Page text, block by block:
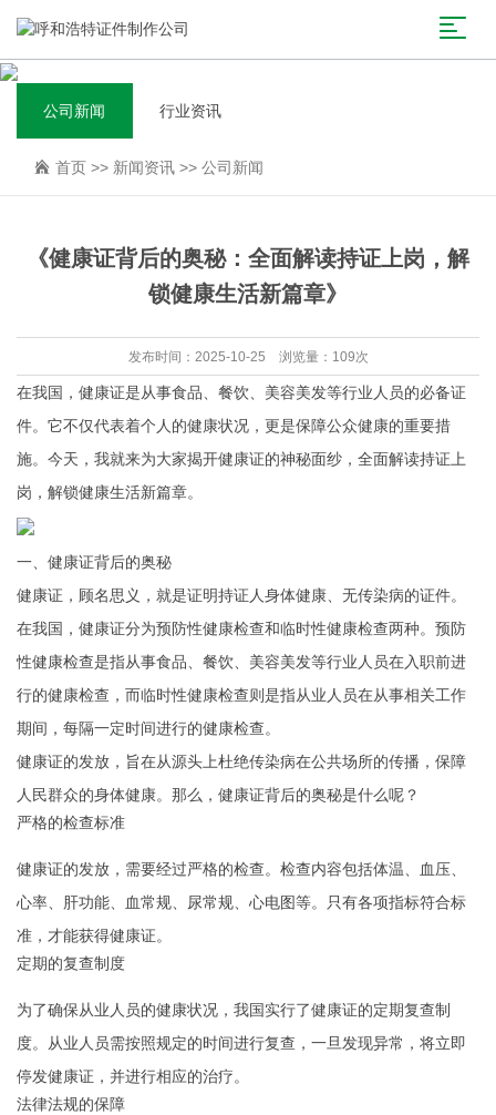
公司新闻 行业资讯
首页 >> 新闻资讯 >> 公司新闻
《健康证背后的奥秘：全面解读持证上岗，解
锁健康生活新篇章》
发布时间：2025-10-25 浏览量：109次
在我国，健康证是从事食品、餐饮、美容美发等行业人员的必备证
件。它不仅代表着个人的健康状况，更是保障公众健康的重要措
施。今天，我就来为大家揭开健康证的神秘面纱，全面解读持证上
岗，解锁健康生活新篇章。
一、健康证背后的奥秘
健康证，顾名思义，就是证明持证人身体健康、无传染病的证件。
在我国，健康证分为预防性健康检查和临时性健康检查两种。预防
性健康检查是指从事食品、餐饮、美容美发等行业人员在入职前进
行的健康检查，而临时性健康检查则是指从业人员在从事相关工作
期间，每隔一定时间进行的健康检查。
健康证的发放，旨在从源头上杜绝传染病在公共场所的传播，保障
人民群众的身体健康。那么，健康证背后的奥秘是什么呢？
严格的检查标准
健康证的发放，需要经过严格的检查。检查内容包括体温、血压、
心率、肝功能、血常规、尿常规、心电图等。只有各项指标符合标
准，才能获得健康证。
定期的复查制度
为了确保从业人员的健康状况，我国实行了健康证的定期复查制
度。从业人员需按照规定的时间进行复查，一旦发现异常，将立即
停发健康证，并进行相应的治疗。
法律法规的保障